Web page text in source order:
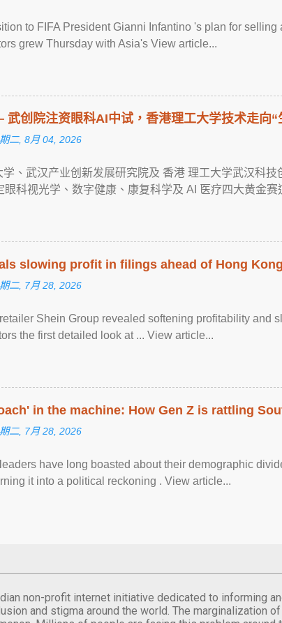
to FIFA President Gianni Infantino 's plan for
grew Thursday with Asia's View article...
创院注资眼科AI中试， 香港理工大学技术走向“
二, 8月 04, 2026
学、武汉产业创新发展研究院及 香港 理工大学武汉科
眼科视光学、数字健康、康复科学及 AI 医疗四大黄金赛
slowing profit in filings ahead of Hong
二, 7月 28, 2026
Shein Group revealed softening profitability and
the first detailed look at ... View article...
in the machine: How Gen Z is rattling
二, 7月 28, 2026
have long boasted about their demographic
it into a political reckoning . View article...
non-profit internet initiative dedicated to informing
and stigma around the world. The marginalization